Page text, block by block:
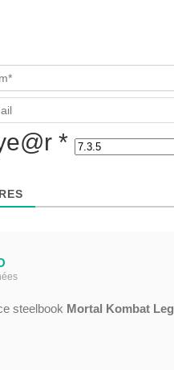
*
steelbook Mortal Kombat